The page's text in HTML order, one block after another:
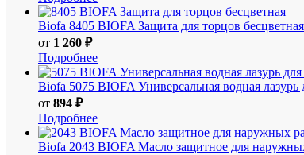
Biofa 8405 BIOFA Защита для торцов бесцветная
от 1 260 ₽
Подробнее
Biofa 5075 BIOFA Универсальная водная
от 894 ₽
Подробнее
Biofa 2043 BIOFA Масло защитное для